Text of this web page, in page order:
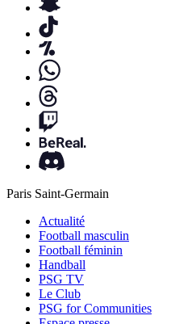
Paris Saint-Germain
Actualité
Football masculin
Football féminin
Handball
PSG TV
Le Club
PSG for Communities